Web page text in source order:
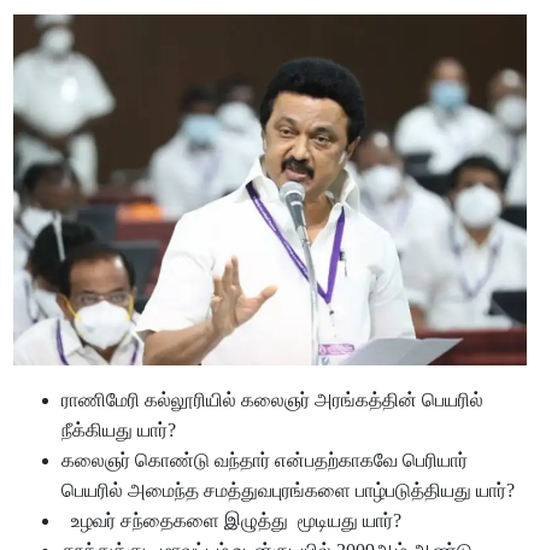
ராணிமேரி கல்லூரியில் கலைஞர் அரங்கத்தின் பெயரில்
நீக்கியது யார்?
கலைஞர் கொண்டு வந்தார் என்பதற்காகவே பெரியார்
பெயரில் அமைந்த சமத்துவபுரங்களை பாழ்படுத்தியது யார்?
உழவர் சந்தைகளை இழுத்து மூடியது யார்?